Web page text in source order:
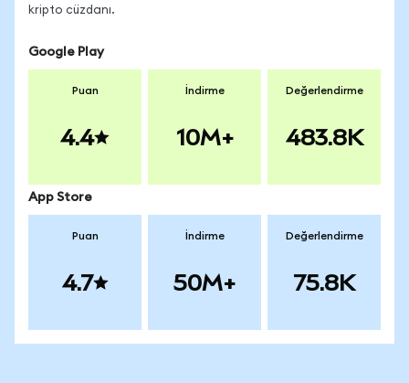
kripto cüzdanı.
Google Play
Puan
4.4
İndirme
10M+
Değerlendirme
483.8K
App Store
Puan
4.7
İndirme
50M+
Değerlendirme
75.8K